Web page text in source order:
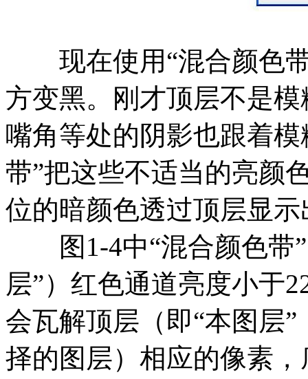
现在使用“混合颜色带
方变黑。刚才顶层不是
嘴角等处的阴影也跟着
带”把这些不适当的亮颜
位的暗颜色透过顶层显示
图1-4中“混合颜色带”
层”）红色通道亮度小于
会瓦解顶层（即“本图层
择的图层）相应的像素